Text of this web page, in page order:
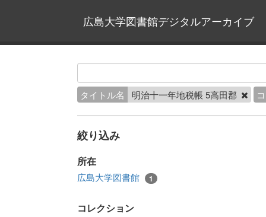
広島大学図書館デジタルアーカイブ
タイトル名 明治十一年地税帳 5高田郡
絞り込み
所在
広島大学図書館 1
コレクション